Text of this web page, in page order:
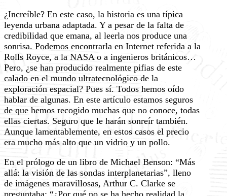
¿Increíble? En este caso, la historia es una típica
leyenda urbana adaptada. Y a pesar de la falta de
credibilidad que emana, al leerla nos produce una
sonrisa. Podemos encontrarla en Internet referida a la
Rolls Royce, a la NASA o a ingenieros británicos…
Pero, ¿se han producido realmente pifias de este
calado en el mundo ultratecnológico de la
exploración espacial? Pues sí. Todos hemos oído
hablar de algunas. En este artículo estamos seguros
de que hemos recogido muchas que no conoce, todas
ellas ciertas. Seguro que le harán sonreír también.
Aunque lamentablemente, en estos casos el precio
era mucho más alto que un vidrio y un pollo.
En el prólogo de un libro de Michael Benson: “Más
allá: la visión de las sondas interplanetarias”, lleno
de imágenes maravillosas, Arthur C. Clarke se
preguntaba: “¿Por qué no se ha hecho realidad la